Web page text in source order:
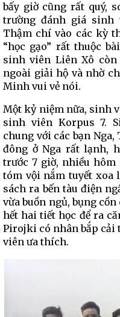
bấy giờ cũng rất quý,
trường đánh giá sinh
Thậm chí vào các kỳ
“học gạo” rất thuộc
sinh viên Liên Xô
ngoài giải hộ và nhờ
Minh vui vẻ nói.
Một kỷ niệm nữa, sinh
sinh viên Korpus 7.
chung với các bạn Nga,
đông ở Nga rất lạnh,
trước 7 giờ, nhiều
tóm vội nắm tuyết xoa
sách ra bến tàu điện
vừa buồn ngủ, bụng
hết hai tiết học để ra
Pirojki có nhân bắp cải
viên ưa thích.